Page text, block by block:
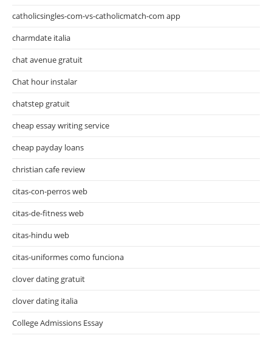
catholicsingles-com-vs-catholicmatch-com app
charmdate italia
chat avenue gratuit
Chat hour instalar
chatstep gratuit
cheap essay writing service
cheap payday loans
christian cafe review
citas-con-perros web
citas-de-fitness web
citas-hindu web
citas-uniformes como funciona
clover dating gratuit
clover dating italia
College Admissions Essay